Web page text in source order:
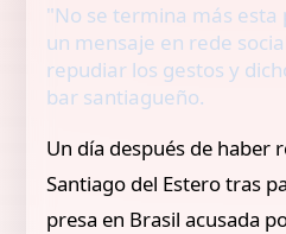
"No se termina más esta
un mensaje en rede
repudiar los gestos y
bar santiagueño.
Un día después de haber
Santiago del Estero tras
presa en Brasil acusada